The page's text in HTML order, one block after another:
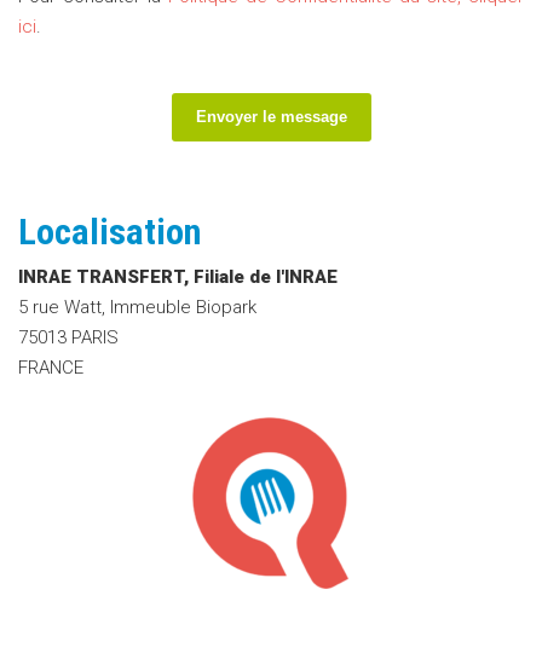
ici.
Envoyer le message
Localisation
INRAE TRANSFERT, Filiale de l'INRAE
5 rue Watt, Immeuble Biopark
7501 3 PARIS
FRANCE